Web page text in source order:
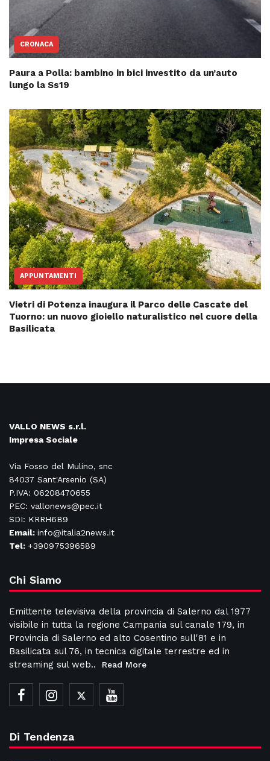
CRONACA
Paura a Polla: bambino in bici investito da un’auto
lungo la Ss19
APPUNTAMENTI
Vietri di Potenza inaugura il Parco delle Cascate del
Tuorno: un nuovo gioiello naturalistico nel cuore della
Basilicata
VALLO NEWS s.r.l.
Impresa Sociale
Via Fosso del Mulino, snc
84037 Sant'Arsenio (SA)
P.IVA: 06208470655
PEC: vallonews@pec.it
SDI: KRRH6B9
Email: info@italia2news.it
Tel: +390975396589
Chi Siamo
Emittente televisiva della provincia di Salerno dal 1977
visibile in tutta la regione Campania sul canale 179, in
Provincia di Salerno ed alto Cosentino sull'81 e in
Basilicata sul 76, in tecnica digitale terrestre ed in
streaming sul web..
Read More
Di Tendenza